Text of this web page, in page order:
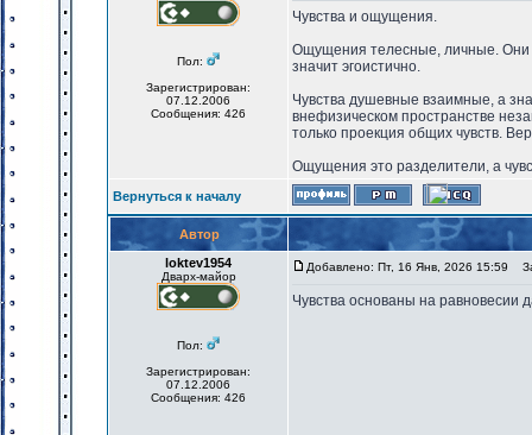
Пол:
Зарегистрирован:
07.12.2006
Сообщения: 426
Чувства и ощущения.
Ощущения телесные, личные. Они
значит эгоистично.
Чувства душевные взаимные, а
внефизическом пространстве
только проекция общих чувств.
Ощущения это разделители, а
Вернуться к началу
Автор
loktev1954
Дварх-майор
Пол:
Зарегистрирован:
07.12.2006
Сообщения: 426
Добавлено: Пт, 16 Янв, 2026 15:59
Чувства основаны на